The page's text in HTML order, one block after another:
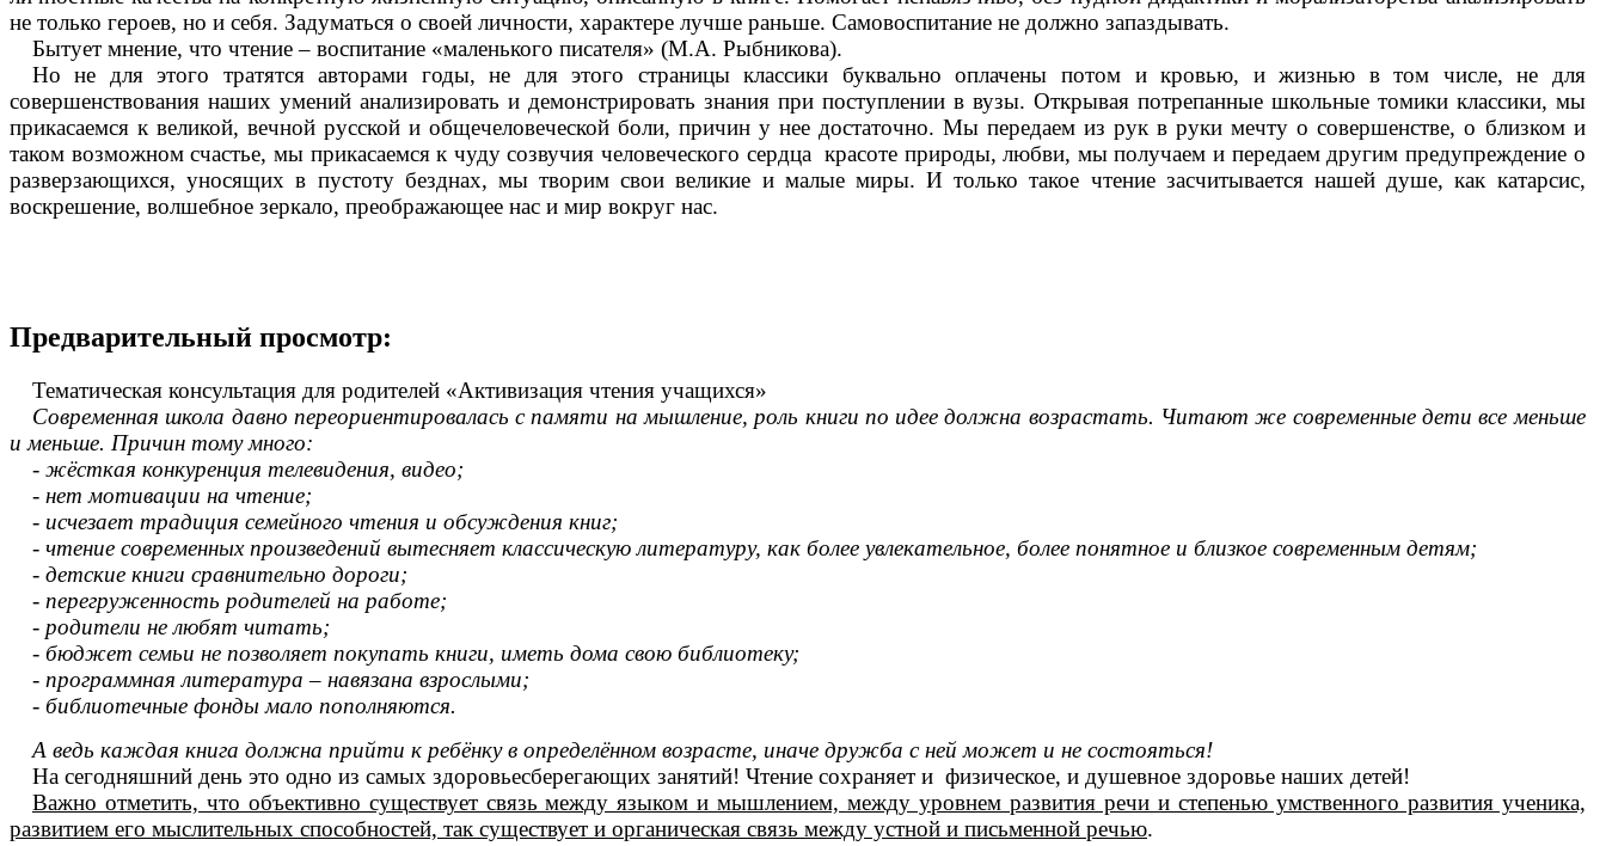
не только героев, но и себя. Задуматься о своей личности, характере лучше раньше. Самовоспитание не должно запаздывать.
Бытует мнение, что чтение – воспитание «маленького писателя» (М.А. Рыбникова).
Но не для этого тратятся авторами годы, не для этого страницы классики буквально оплачены потом и кровью, и жизнью в том числе, не для
совершенствования наших умений анализировать и демонстрировать знания при поступлении в вузы. Открывая потрепанные школьные томики классики, мы
прикасаемся к великой, вечной русской и общечеловеческой боли, причин у нее достаточно. Мы передаем из рук в руки мечту о совершенстве, о близком и
таком возможном счастье, мы прикасаемся к чуду созвучия человеческого сердца красоте природы, любви, мы получаем и передаем другим предупреждение о
разверзающихся, уносящих в пустоту безднах, мы творим свои великие и малые миры. И только такое чтение засчитывается нашей душе, как катарсис,
воскрешение, волшебное зеркало, преображающее нас и мир вокруг нас.
Предварительный просмотр:
Тематическая консультация для родителей «Активизация чтения учащихся»
Современная школа давно переориентировалась с памяти на мышление, роль книги по идее должна возрастать. Читают же современные дети все меньше
и меньше. Причин тому много:
- жёсткая конкуренция телевидения, видео;
- нет мотивации на чтение;
- исчезает традиция семейного чтения и обсуждения книг;
- чтение современных произведений вытесняет классическую литературу, как более увлекательное, более понятное и близкое современным детям;
- детские книги сравнительно дороги;
- перегруженность родителей на работе;
- родители не любят читать;
- бюджет семьи не позволяет покупать книги, иметь дома свою библиотеку;
- программная литература – навязана взрослыми;
- библиотечные фонды мало пополняются.
А ведь каждая книга должна прийти к ребёнку в определённом возрасте, иначе дружба с ней может и не состояться!
На сегодняшний день это одно из самых здоровьесберегающих занятий! Чтение сохраняет и физическое, и душевное здоровье наших детей!
Важно отметить, что объективно существует связь между языком и мышлением, между уровнем развития речи и степенью умственного развития ученика,
развитием его мыслительных способностей, так существует и органическая связь между устной и письменной речью.